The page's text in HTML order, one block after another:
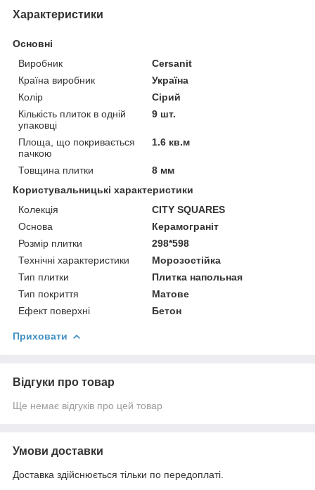
Характеристики
Основні
Виробник
Cersanit
Країна виробник
Україна
Колір
Сірий
Кількість плиток в одній
упаковці
9 шт.
Площа, що покривається
пачкою
1.6 кв.м
Товщина плитки
8 мм
Користувальницькі характеристики
Колекція
CITY SQUARES
Основа
Керамограніт
Розмір плитки
298*598
Технічні характеристики
Морозостійка
Тип плитки
Плитка напольная
Тип покриття
Матове
Ефект поверхні
Бетон
Приховати
Відгуки про товар
Ще немає відгуків про цей товар
Умови доставки
Доставка здійснюється тільки по передоплаті.